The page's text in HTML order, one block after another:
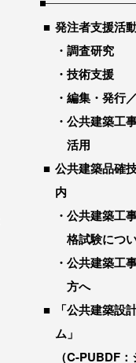
発注者支援活
調査研究
技術支援
編集・発行
公共建築工
活用
公共建築品確
内
公共建築工
格試験につ
公共建築工
方へ
「公共建築設
ム」
（C-PUBDF